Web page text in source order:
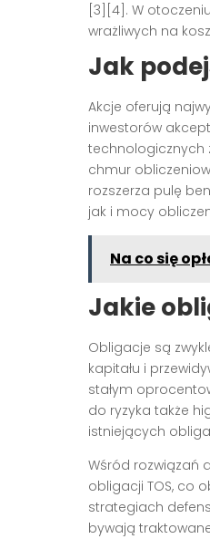
[3][4]. W
wrażliwych na
Jak
Akcje oferują
inwestorów
technologicznych
chmur
rozszerza pulę
jak i mocy
Na co się
Jakie
Obligacje są
kapitału i
stałym
do ryzyka także
istniejących
Wśród rozwiązań
obligacji TOS, co
strategiach
bywają